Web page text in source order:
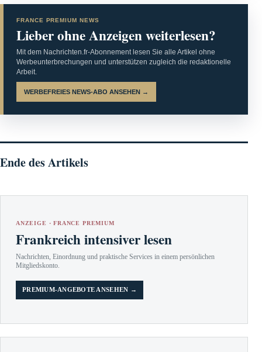
FRANCE PREMIUM NEWS
Lieber ohne Anzeigen weiterlesen?
Mit dem Nachrichten.fr-Abonnement lesen Sie alle Artikel ohne
Werbeunterbrechungen und unterstützen zugleich die redaktionelle
Arbeit.
WERBEFREIES NEWS-ABO ANSEHEN →
Ende des Artikels
ANZEIGE · FRANCE PREMIUM
Frankreich intensiver lesen
Nachrichten, Einordnung und praktische Services in einem persönlichen
Mitgliedskonto.
PREMIUM-ANGEBOTE ANSEHEN →